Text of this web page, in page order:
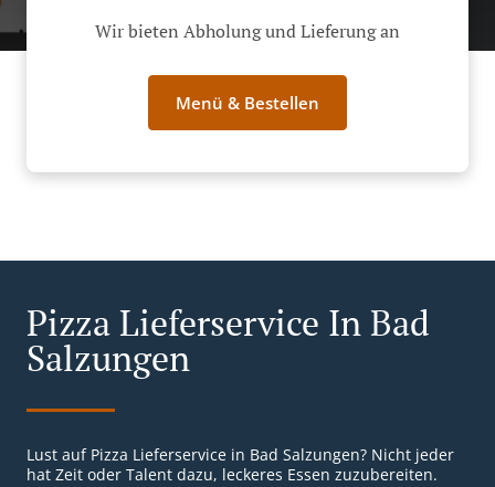
Wir bieten Abholung und Lieferung an
Menü & Bestellen
Pizza Lieferservice In Bad
Salzungen
Lust auf Pizza Lieferservice in Bad Salzungen? Nicht jeder
hat Zeit oder Talent dazu, leckeres Essen zuzubereiten.